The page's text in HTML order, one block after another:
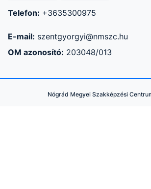
Telefon: +3635300975
E-mail: szentgyorgyi@nmszc.hu
OM azonosító: 203048/013
Nógrád Megyei Szakképzési